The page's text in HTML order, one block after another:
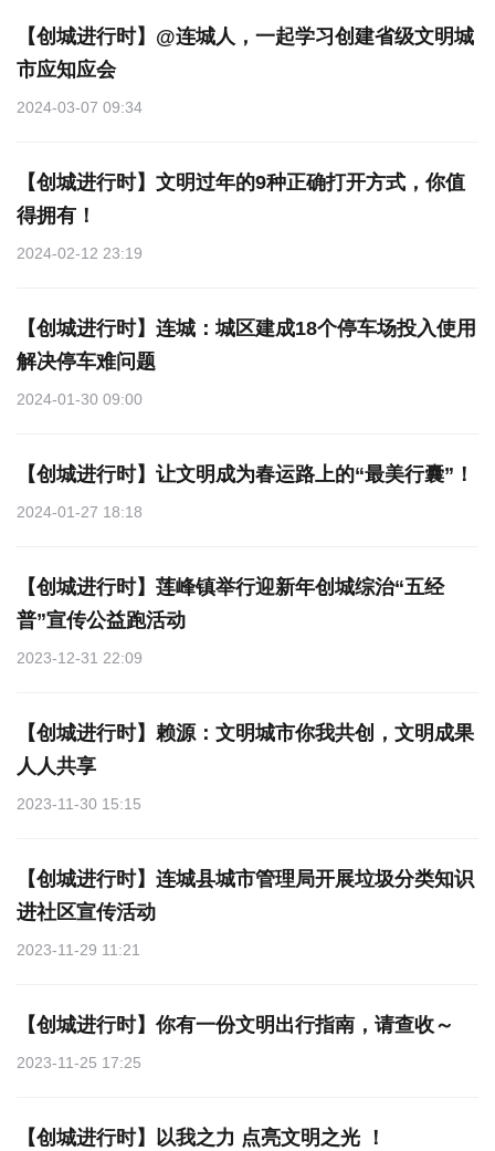
【创城进行时】@连城人，一起学习创建省级文明城
市应知应会
2024-03-07 09:34
【创城进行时】文明过年的9种正确打开方式，你值
得拥有！
2024-02-12 23:19
【创城进行时】连城：城区建成18个停车场投入使用
解决停车难问题
2024-01-30 09:00
【创城进行时】让文明成为春运路上的“最美行囊”！
2024-01-27 18:18
【创城进行时】莲峰镇举行迎新年创城综治“五经
普”宣传公益跑活动
2023-12-31 22:09
【创城进行时】赖源：文明城市你我共创，文明成果
人人共享
2023-11-30 15:15
【创城进行时】连城县城市管理局开展垃圾分类知识
进社区宣传活动
2023-11-29 11:21
【创城进行时】你有一份文明出行指南，请查收～
2023-11-25 17:25
【创城进行时】以我之力 点亮文明之光 ！